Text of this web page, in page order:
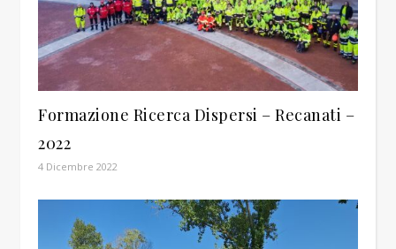
Formazione Ricerca Dispersi – Recanati –
2022
4 Dicembre 2022